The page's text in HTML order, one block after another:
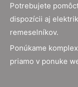
Potrebujete
dispozícii aj
remeselníkov.
Ponúkame
priamo v ponuke